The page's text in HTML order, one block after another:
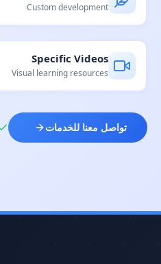
Custom development
Specific Videos
Visual learning resources
تواصل معنا للخدمات